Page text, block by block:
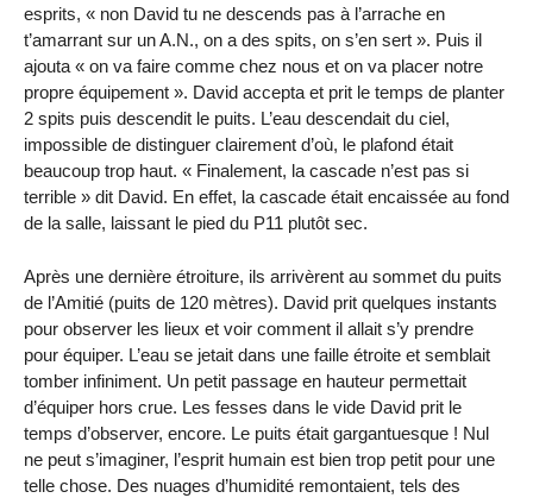
esprits, « non David tu ne descends pas à l’arrache en
t’amarrant sur un A.N., on a des spits, on s’en sert ». Puis il
ajouta « on va faire comme chez nous et on va placer notre
propre équipement ». David accepta et prit le temps de planter
2 spits puis descendit le puits. L’eau descendait du ciel,
impossible de distinguer clairement d’où, le plafond était
beaucoup trop haut. « Finalement, la cascade n’est pas si
terrible » dit David. En effet, la cascade était encaissée au fond
de la salle, laissant le pied du P11 plutôt sec.
Après une dernière étroiture, ils arrivèrent au sommet du puits
de l’Amitié (puits de 120 mètres). David prit quelques instants
pour observer les lieux et voir comment il allait s’y prendre
pour équiper. L’eau se jetait dans une faille étroite et semblait
tomber infiniment. Un petit passage en hauteur permettait
d’équiper hors crue. Les fesses dans le vide David prit le
temps d’observer, encore. Le puits était gargantuesque ! Nul
ne peut s’imaginer, l’esprit humain est bien trop petit pour une
telle chose. Des nuages d’humidité remontaient, tels des